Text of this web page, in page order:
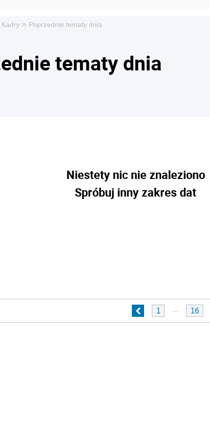
Kadry » Poprzednie tematy dnia
tematy dnia
Niestety nic nie znaleziono
Spróbuj inny zakres dat
1 ... 16